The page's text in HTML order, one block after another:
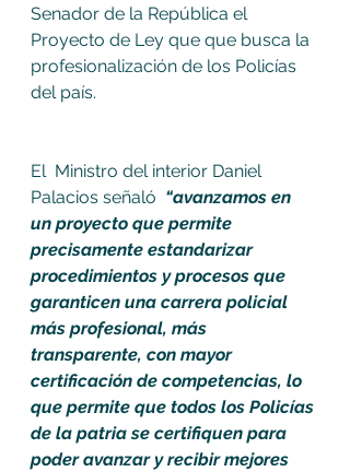
Senador de la República el
Proyecto de Ley que que busca la
profesionalización de los Policías
del país.
El  Ministro del interior Daniel
Palacios señaló “avanzamos en
un proyecto que permite
precisamente estandarizar
procedimientos y procesos que
garanticen una carrera policial
más profesional, más
transparente, con mayor
certificación de competencias, lo
que permite que todos los Policías
de la patria se certifiquen para
poder avanzar y recibir mejores